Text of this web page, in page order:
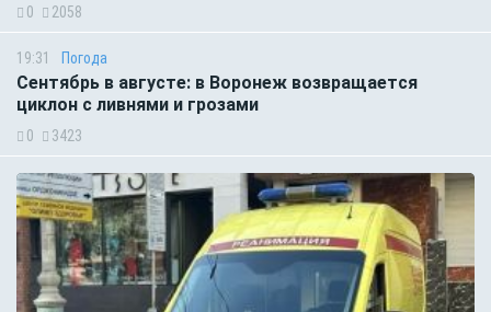
0 2058
19:31 Погода
Сентябрь в августе: в Воронеж возвращается
циклон с ливнями и грозами
0 3423